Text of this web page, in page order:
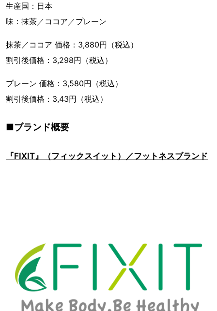
生産国：日本
味：抹茶／ココア／プレーン
抹茶／ココア 価格：3,880円（税込）
割引後価格：3,298円（税込）
プレーン 価格：3,580円（税込）
割引後価格：3,43円（税込）
■ブランド概要
『FIXIT』（フィックスイット）／フットネスブランド